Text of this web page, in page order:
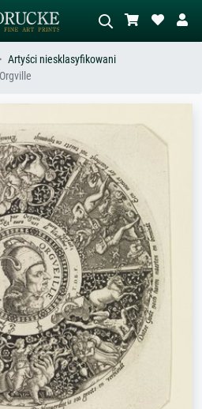
abstrakcja z czerwienią, ciemny olej,
stojący akt obok drzewa.
Artyści niesklasyfikowani